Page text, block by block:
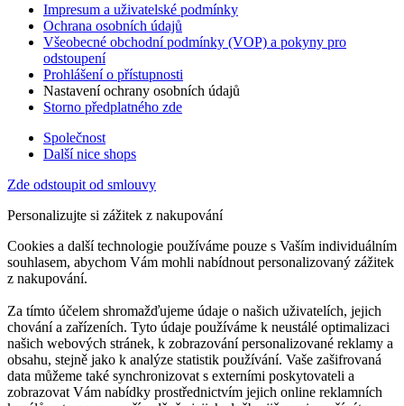
Impresum a uživatelské podmínky
Ochrana osobních údajů
Všeobecné obchodní podmínky (VOP) a pokyny pro
odstoupení
Prohlášení o přístupnosti
Nastavení ochrany osobních údajů
Storno předplatného zde
Společnost
Další nice shops
Zde odstoupit od smlouvy
Personalizujte si zážitek z nakupování
Cookies a další technologie používáme pouze s Vaším individuálním
souhlasem, abychom Vám mohli nabídnout personalizovaný zážitek
z nakupování.
Za tímto účelem shromažďujeme údaje o našich uživatelích, jejich
chování a zařízeních. Tyto údaje používáme k neustálé optimalizaci
našich webových stránek, k zobrazování personalizované reklamy a
obsahu, stejně jako k analýze statistik používání. Vaše zašifrovaná
data můžeme také synchronizovat s externími poskytovateli a
zobrazovat Vám nabídky prostřednictvím jejich online reklamních